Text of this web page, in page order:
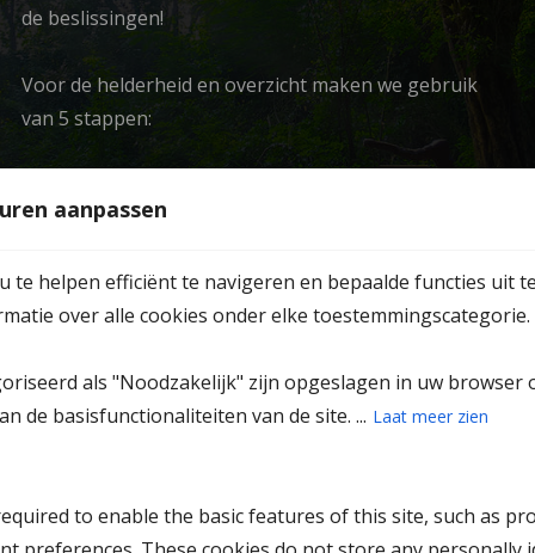
aanpassen
te helpen efficiënt te navigeren en bepaalde functies uit
over alle cookies onder elke toestemmingscategorie.
als "Noodzakelijk" zijn opgeslagen in uw browser
de basisfunctionaliteiten van de site. ... Laat meer zien
to enable the basic features of this site, such as
de beslissingen!
Voor de helderheid en overzicht maken we gebruik
van 5 stappen:
die voor jullie kosteloos is.
uitgebreide rapportage hierover.
Een uitgebreid ouderschapsplan, op maat
Een convenant met alle beslissingen op de
diverse onderwerpen duidelijk verwoord.
Uitgebreid stappenplan lezen